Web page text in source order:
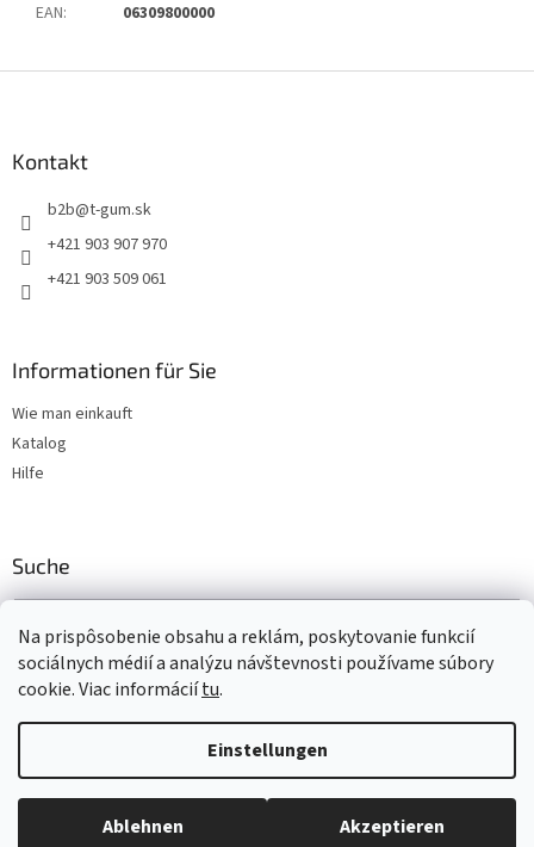
Na prispôsobenie obsahu a reklám, poskytovanie funkcií
sociálnych médií a analýzu návštevnosti používame súbory
cookie. Viac informáciítu.
Einstellungen
Ablehnen Akzeptieren
EAN: 06309800000
Kontakt
b2b@t-gum.sk
+421 903 907 970
+421 903 509 061
Informationen für Sie
Wie man einkauft
Katalog
Hilfe
Suche
SUCHEN
Copyright 2026www.t-gum.sk. Alle Rechte vorbehalten.Cookie-
Einstellungen ändern